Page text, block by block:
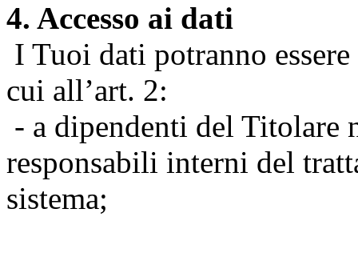
4. Accesso ai dati
I Tuoi dati potranno
cui all’art. 2:
- a dipendenti del Titolare
responsabili interni del
sistema;